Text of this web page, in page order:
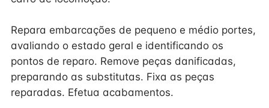
Repara embarcações de pequeno e médio portes,
avaliando o estado geral e identificando os
pontos de reparo. Remove peças danificadas,
preparando as substitutas. Fixa as peças
reparadas. Efetua acabamentos.